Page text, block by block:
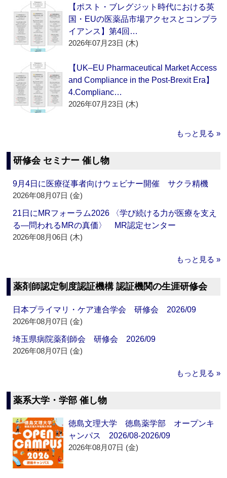
【ポスト・ブレグジット時代における英
国・EUの医薬品市場アクセスとコンプラ
イアンス】第4回…
2026年07月23日 (木)
【UK–EU Pharmaceutical Market Access
and Compliance in the Post-Brexit Era】
4.Complianc…
2026年07月23日 (木)
もっと見る »
研修会 セミナー 催し物
9月4日に医療従事者向けウェビナー開催 サクラ精機
2026年08月07日 (金)
21日にMRフォーラム2026 〈学び続ける力が医療を支え
る―問われるMRの真価〉 MR認定センター
2026年08月06日 (木)
もっと見る »
薬剤師認定制度認証機構 認証機関の生涯研修会
日本プライマリ・ケア連合学会 研修会 2026/09
2026年08月07日 (金)
埼玉県病院薬剤師会 研修会 2026/09
2026年08月07日 (金)
もっと見る »
薬系大学・学部 催し物
徳島文理大学 徳島薬学部 オープンキ
ャンパス 2026/08-2026/09
2026年08月07日 (金)